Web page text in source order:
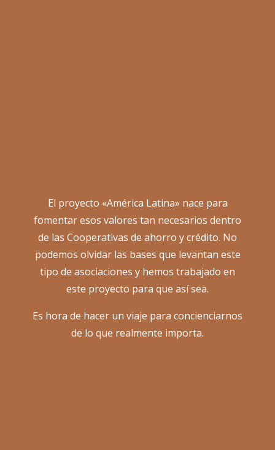
El proyecto «América Latina» nace para
fomentar esos valores tan necesarios dentro
de las Cooperativas de ahorro y crédito. No
podemos olvidar las bases que levantan este
tipo de asociaciones y hemos trabajado en
este proyecto para que así sea.
Es hora de hacer un viaje para concienciarnos
de lo que realmente importa.